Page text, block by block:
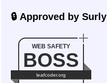
🔒 Approved by Surly
WEB SAFETY
BOSS
leafcoder.org